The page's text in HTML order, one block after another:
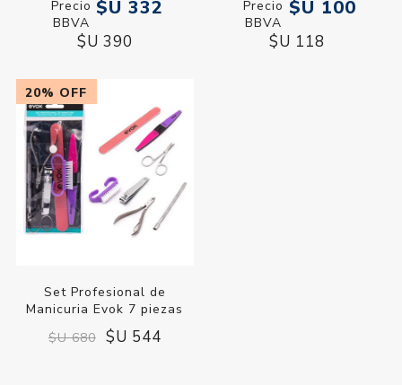
$U 332
$U 390
$U 100
$U 118
20% OFF
Set Profesional de
Manicuria Evok 7 piezas
$U 680 $U 544